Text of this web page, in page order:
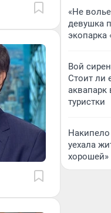
«Не
девушка
экопарка
Вой
Стоит ли
туристки
уехала
хорошей»